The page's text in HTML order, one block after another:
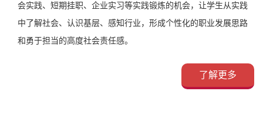
会实践、短期挂职、企业实习等实践锻炼的机会，让学生从实践
中了解社会、认识基层、感知行业，形成个性化的职业发展思路
和勇于担当的高度社会责任感。
了解更多